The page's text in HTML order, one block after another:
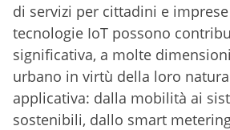
di servizi per cittadini e
tecnologie IoT possono
significativa, a molte
urbano in virtù della loro
applicativa: dalla mobilità ai
sostenibili, dallo smart